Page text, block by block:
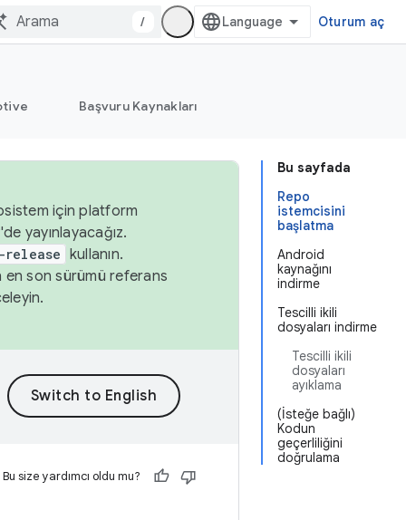
/ Oturum aç
Başvuru Kaynakları
Bu sayfada
Repo
istemcisini
başlatma
Android
kaynağını
indirme
Tescilli ikili
dosyaları indirme
Tescilli ikili
dosyaları
ayıklama
(İsteğe bağlı)
Kodun
geçerliliğini
doğrulama
için platform
yayınlayacağız.
kullanın.
en son sürümü referans
Bu size yardımcı oldu mu?